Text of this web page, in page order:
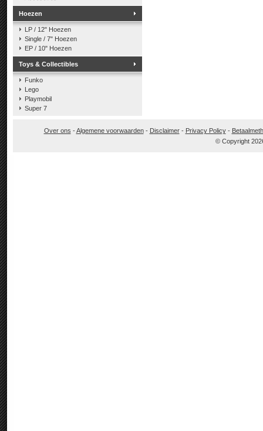
Hoezen
LP / 12" Hoezen
Single / 7" Hoezen
EP / 10" Hoezen
Toys & Collectibles
Funko
Lego
Playmobil
Super 7
Over ons -Algemene voorwaarden- Disclaimer- Privacy Policy-
© Copyright